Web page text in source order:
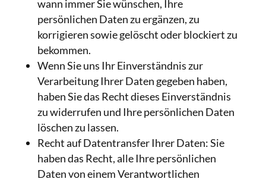
wann immer Sie wünschen, Ihre
persönlichen Daten zu ergänzen, zu
korrigieren sowie gelöscht oder blockiert zu
bekommen.
Wenn Sie uns Ihr Einverständnis zur
Verarbeitung Ihrer Daten gegeben haben,
haben Sie das Recht dieses Einverständnis
zu widerrufen und Ihre persönlichen Daten
löschen zu lassen.
Recht auf Datentransfer Ihrer Daten: Sie
haben das Recht, alle Ihre persönlichen
Daten von einem Verantwortlichen